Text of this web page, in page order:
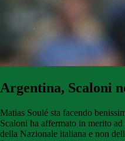
Argentina, Scaloni
Matias Soulé sta facendo
Scaloni ha affermato in merito
della Nazionale italiana e non